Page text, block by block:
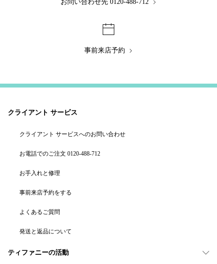
お問い合わせ先 0120-488-712
事前来店予約
クライアント サービス
クライアント サービスへのお問い合わせ
お電話でのご注文 0120-488-712
お手入れと修理
事前来店予約をする
よくあるご質問
発送と返品について
ティファニーの活動